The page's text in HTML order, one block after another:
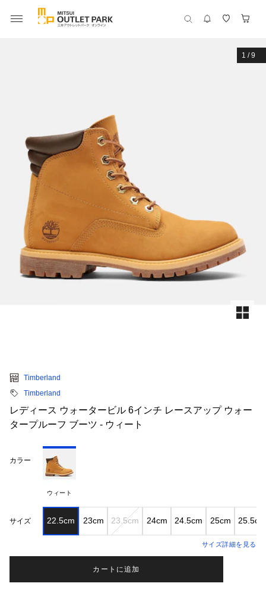
1 /9
Timberland
Timberland
レディース ウォータービル 6インチ レースアップ ウォー
タープルーフ ブーツ - ウィート
カラー
ウィート
サイズ 22.5cm 23cm 23.5cm 24cm 24.5cm 25cm 25.5cm
サイズ詳細を見る
カートに追加